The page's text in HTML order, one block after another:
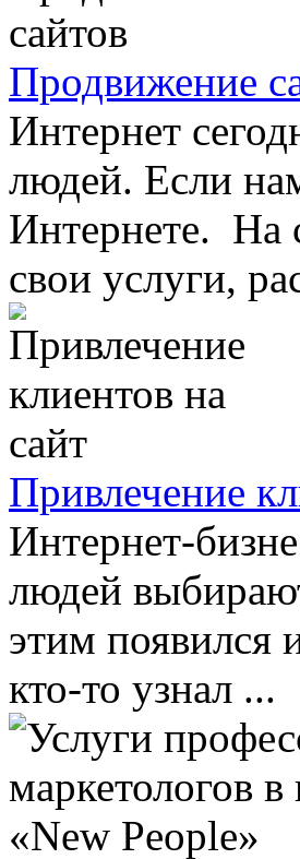
Продвижение
Интернет
людей. Если
Интернете. На
свои услуги,
Привлечение
Интернет-
людей
этим появился
кто-то узнал ...